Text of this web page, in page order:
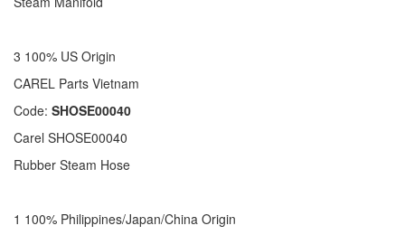
3 100% US Origin
CAREL Parts Vietnam
Code: SHOSE00040
Carel SHOSE00040
Rubber Steam Hose
1 100% Philippines/Japan/China Origin